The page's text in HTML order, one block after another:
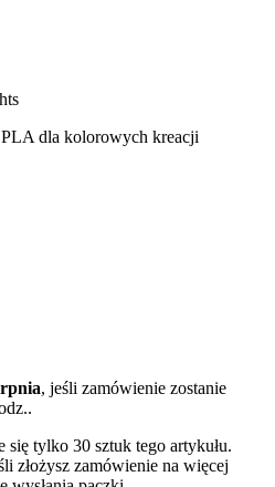
dla kolorowych kreacji
, jeśli zamówienie zostanie
.
się tylko 30 sztuk tego artykułu.
złożysz zamówienie na więcej